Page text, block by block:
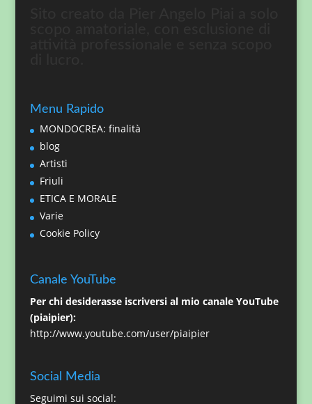
Menu Rapido
MONDOCREA: finalità
blog
Artisti
Friuli
ETICA E MORALE
Varie
Cookie Policy
Canale YouTube
Per chi desiderasse iscriversi al mio canale YouTube
(piaipier):
http://www.youtube.com/user/piaipier
Social Media
Seguimi sui social: